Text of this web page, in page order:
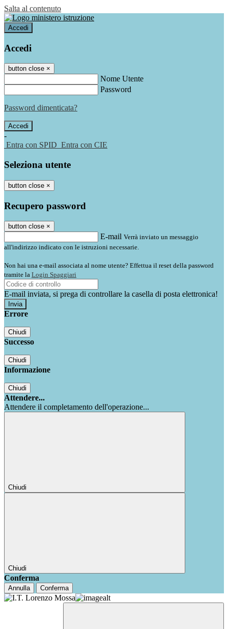
Salta al contenuto
Accedi
Accedi
button close ×
Nome Utente
Password
Password dimenticata?
-
Entra con SPID Entra con CIE
Seleziona utente
button close ×
Recupero password
button close ×
E-mail Verrà inviato un messaggio
all'indirizzo indicato con le istruzioni necessarie.
Non hai una e-mail associata al nome utente? Effettua il reset della password
tramite la Login Spaggiari
E-mail inviata, si prega di controllare la casella di posta elettronica!
Errore
Chiudi
Successo
Chiudi
Informazione
Chiudi
Attendere...
Attendere il completamento dell'operazione...
Chiudi
Chiudi
Conferma
Annulla Conferma